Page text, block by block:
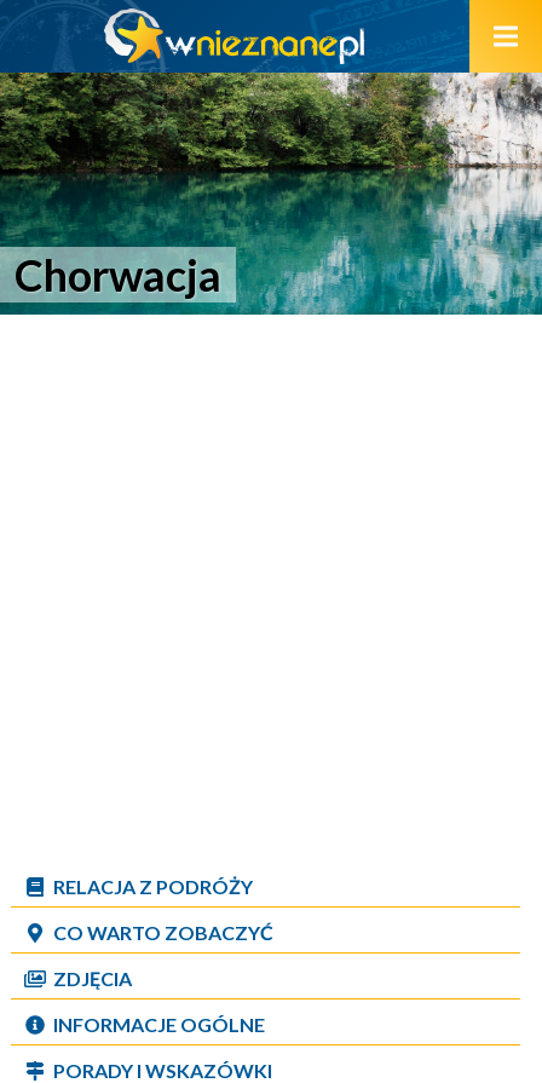
Chorwacja
RELACJA Z PODRÓŻY
CO WARTO ZOBACZYĆ
ZDJĘCIA
INFORMACJE OGÓLNE
PORADY I WSKAZÓWKI